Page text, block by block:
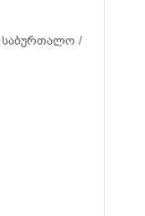
საბურთალო /